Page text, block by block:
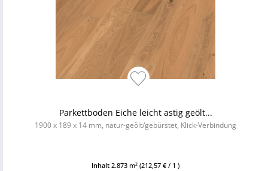
Parkettboden Eiche leicht astig geölt...
1900 x 189 x 14 mm, natur-geölt/gebürstet, Klick-Verbindung
Inhalt 2.873 m² (212,57 € / 1 )